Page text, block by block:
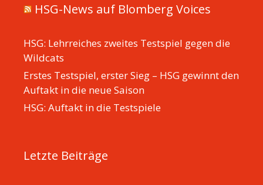
HSG-News auf Blomberg Voices
HSG: Lehrreiches zweites Testspiel gegen die
Wildcats
Erstes Testspiel, erster Sieg – HSG gewinnt den
Auftakt in die neue Saison
HSG: Auftakt in die Testspiele
Letzte Beiträge